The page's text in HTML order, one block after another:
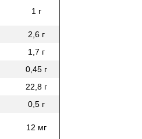
1 г
2,6 г
1,7 г
0,45 г
22,8 г
0,5 г
12 мг